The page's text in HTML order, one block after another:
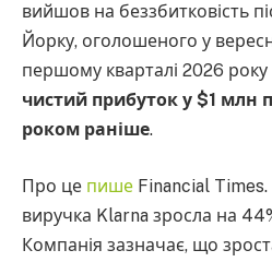
вийшов на беззбитковість
Йорку, оголошеного у
першому кварталі 2026 року
чистий прибуток у $1 млн
роком раніше.
Про це пише Financial
виручка Klarna зросла на
Компанія зазначає, що